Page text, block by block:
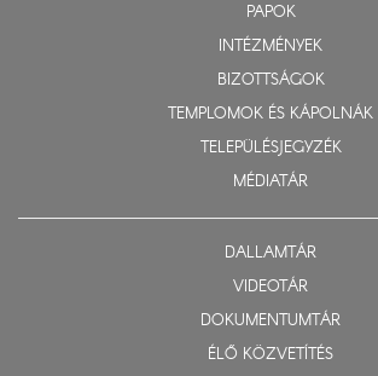
PAPOK
INTÉZMÉNYEK
BIZOTTSÁGOK
TEMPLOMOK ÉS KÁPOLNÁK
TELEPÜLÉSJEGYZÉK
MÉDIATÁR
DALLAMTÁR
VIDEOTÁR
DOKUMENTUMTÁR
ÉLŐ KÖZVETÍTÉS